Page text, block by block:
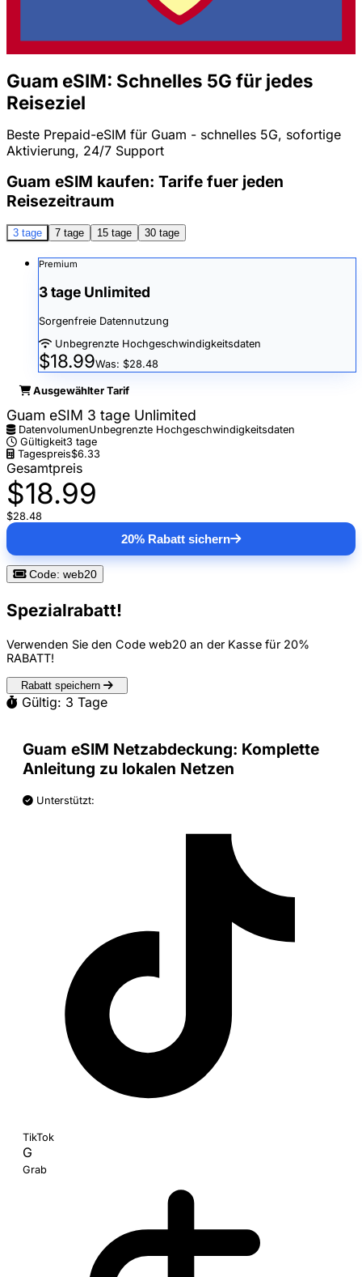
Guam eSIM: Schnelles 5G für jedes
Reiseziel
Beste Prepaid-eSIM für Guam - schnelles 5G, sofortige
Aktivierung, 24/7 Support
Guam eSIM kaufen: Tarife fuer jeden
Reisezeitraum
3 tage 7 tage 15 tage 30 tage
Premium
3 tage Unlimited
Sorgenfreie Datennutzung
Unbegrenzte Hochgeschwindigkeitsdaten
$18.99Was: $28.48
Ausgewählter Tarif
Guam eSIM 3 tage Unlimited
DatenvolumenUnbegrenzte Hochgeschwindigkeitsdaten
Gültigkeit3 tage
Tagespreis$6.33
Gesamtpreis
$18.99
$28.48
20% Rabatt sichern
Code: web20
Spezialrabatt!
Verwenden Sie den Code web20 an der Kasse für 20%
RABATT!
Rabatt speichern
Gültig: 3 Tage
Guam eSIM Netzabdeckung: Komplette
Anleitung zu lokalen Netzen
Unterstützt:
TikTok
G
Grab